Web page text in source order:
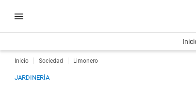
Inicio Sociedad Limonero
JARDINERÍA